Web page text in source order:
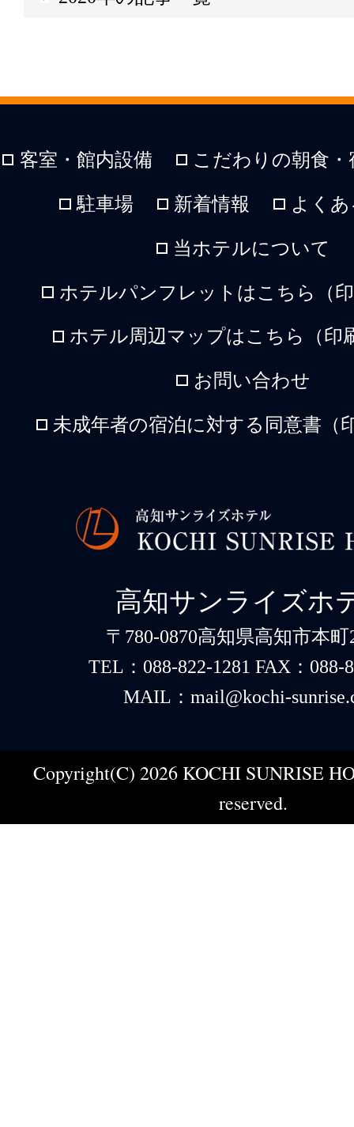
客室・館内設備 こだわりの朝食
駐車場 新着情報 よく
当ホテルについて
ホテルパンフレットはこちら（
ホテル周辺マップはこちら（印
お問い合わせ
未成年者の宿泊に対する同意書（
高知サンライズホ
〒780-0870高知県高知市本町
TEL：088-822-1281 FAX：088-
MAIL：mail@kochi-
Copyright(C) 2026 KOCHI SUNRISE
reserved.